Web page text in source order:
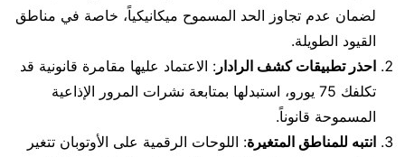
لضمان عدم تجاوز الحد المسموح ميكانيكياً، خاصة في مناطق
القيود الطويلة.
احذر تطبيقات كشف الرادار : الاعتماد عليها مقامرة قانونية قد
تكلفك 75 يورو، استبدلها بمتابعة نشرات المرور الإذاعية
المسموحة قانوناً.
انتبه للمناطق المتغيرة: اللوحات الرقمية على الأوتوبان تتغير